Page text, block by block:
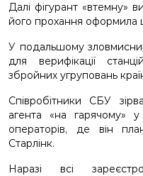
Далі фігурант «втемну»
його прохання оформила
У подальшому
для верифікації
збройних угруповань
Співробітники СБУ
агента «на гарячому»
операторів, де він
Старлінк.
Наразі всі